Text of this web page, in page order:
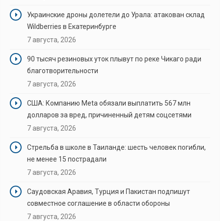
Украинские дроны долетели до Урала: атакован склад
Wildberries в Екатеринбурге
7 августа, 2026
90 тысяч резиновых уток плывут по реке Чикаго ради
благотворительности
7 августа, 2026
США: Компанию Meta обязали выплатить 567 млн
долларов за вред, причиненный детям соцсетями
7 августа, 2026
Стрельба в школе в Таиланде: шесть человек погибли,
не менее 15 пострадали
7 августа, 2026
Саудовская Аравия, Турция и Пакистан подпишут
совместное соглашение в области обороны
7 августа, 2026